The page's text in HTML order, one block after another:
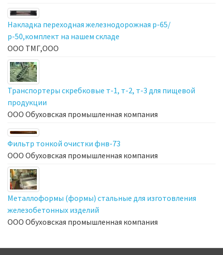
Накладка переходная железнодорожная р-65/
р-50,комплект на нашем складе
ООО ТМГ,ООО
Транспортеры скребковые т-1, т-2, т-3 для пищевой
продукции
ООО Обуховская промышленная компания
Фильтр тонкой очистки фнв-73
ООО Обуховская промышленная компания
Металлоформы (формы) стальные для изготовления
железобетонных изделий
ООО Обуховская промышленная компания